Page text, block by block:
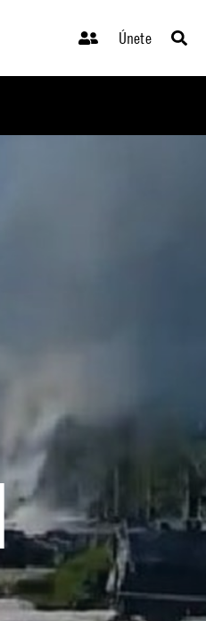
Únete